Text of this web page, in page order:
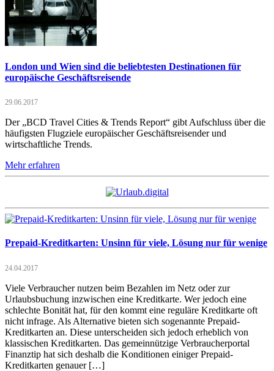
London und Wien sind die beliebtesten Destinationen für
europäische Geschäftsreisende
29.06.2017
Der „BCD Travel Cities & Trends Report“ gibt Aufschluss über die
häufigsten Flugziele europäischer Geschäftsreisender und
wirtschaftliche Trends.
Mehr erfahren
Prepaid-Kreditkarten: Unsinn für viele, Lösung nur für wenige
24.04.2017
Viele Verbraucher nutzen beim Bezahlen im Netz oder zur
Urlaubsbuchung inzwischen eine Kreditkarte. Wer jedoch eine
schlechte Bonität hat, für den kommt eine reguläre Kreditkarte oft
nicht infrage. Als Alternative bieten sich sogenannte Prepaid-
Kreditkarten an. Diese unterscheiden sich jedoch erheblich von
klassischen Kreditkarten. Das gemeinnützige Verbraucherportal
Finanztip hat sich deshalb die Konditionen einiger Prepaid-
Kreditkarten genauer […]